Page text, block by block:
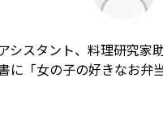
シスタント、料理研究
に「女の子の好きなお